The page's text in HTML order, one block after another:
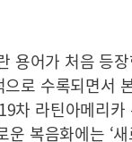
용어가 처음 등
로 수록되면서
차 라틴아메리카
복음화에는 ‘